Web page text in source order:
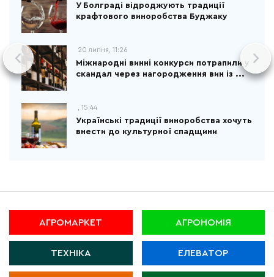
У Болграді відроджують традиції
крафтового виноробства Буджаку
20 липня, 11:26
Міжнародні винні конкурси потрапили у
скандал через нагородження вин із ...
, 15:44
Українські традиції виноробства хочуть
внести до культурної спадщини
АГРОМАРКЕТ АГРОНОМІЯ
ТЕХНІКА ЕЛЕВАТОР